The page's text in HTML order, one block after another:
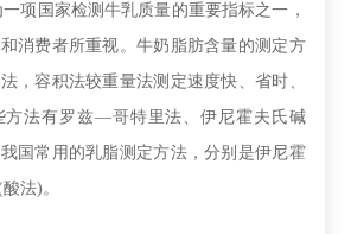
项国家检测牛乳质量的重要指标之一，
消费者所重视。牛奶脂肪含量的测定方
，容积法较重量法测定速度快、省时、
方法有罗兹—哥特里法、伊尼霍夫氏碱
国常用的乳脂测定方法，分别是伊尼霍
酸法)。